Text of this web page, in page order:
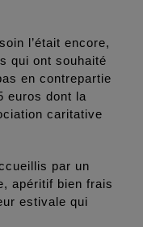
l’était encore,
qui ont souhaité
en contrepartie
euros dont la
caritative
par un
apéritif bien frais
estivale qui